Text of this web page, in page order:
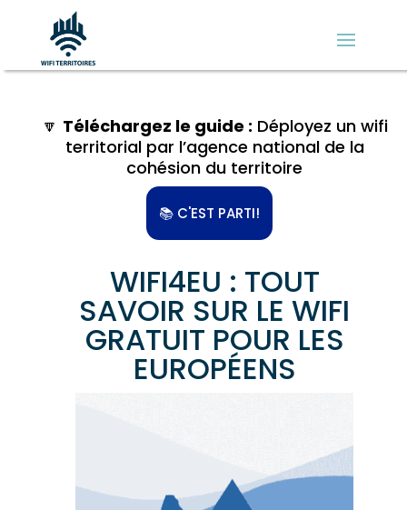
🔽 Téléchargez le guide : Déployez un wifi
territorial par l’agence national de la
cohésion du territoire
📚 C'EST PARTI!
WIFI4EU : TOUT
SAVOIR SUR LE WIFI
GRATUIT POUR LES
EUROPÉENS